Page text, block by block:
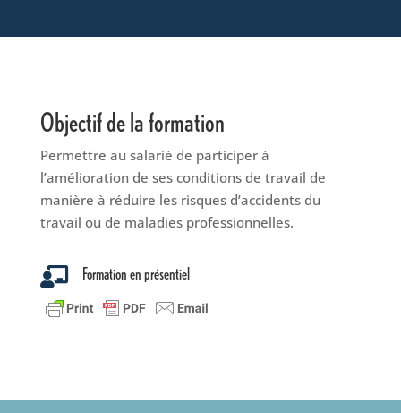
Objectif de la formation
Permettre au salarié de participer à
l’amélioration de ses conditions de travail de
manière à réduire les risques d’accidents du
travail ou de maladies professionnelles.
 Formation en présentiel